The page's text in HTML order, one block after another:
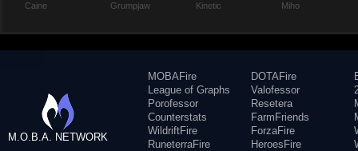
Caine
Grumpjaw
Kinetic
Miho
M.O.B.A. NETWORK
MOBAFire
League of Graphs
Porofessor
Counterstats
WildriftFire
RuneterraFire
DOTAFire
Valofessor
Resetera
FarmFriends
ForzaFire
HeroesFire